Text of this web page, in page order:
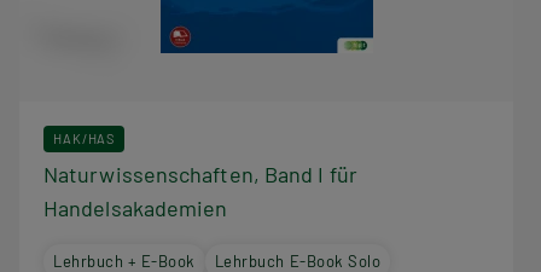
HAK/HAS
Naturwissenschaften, Band I für
Handelsakademien
Lehrbuch + E-Book
Lehrbuch E-Book Solo